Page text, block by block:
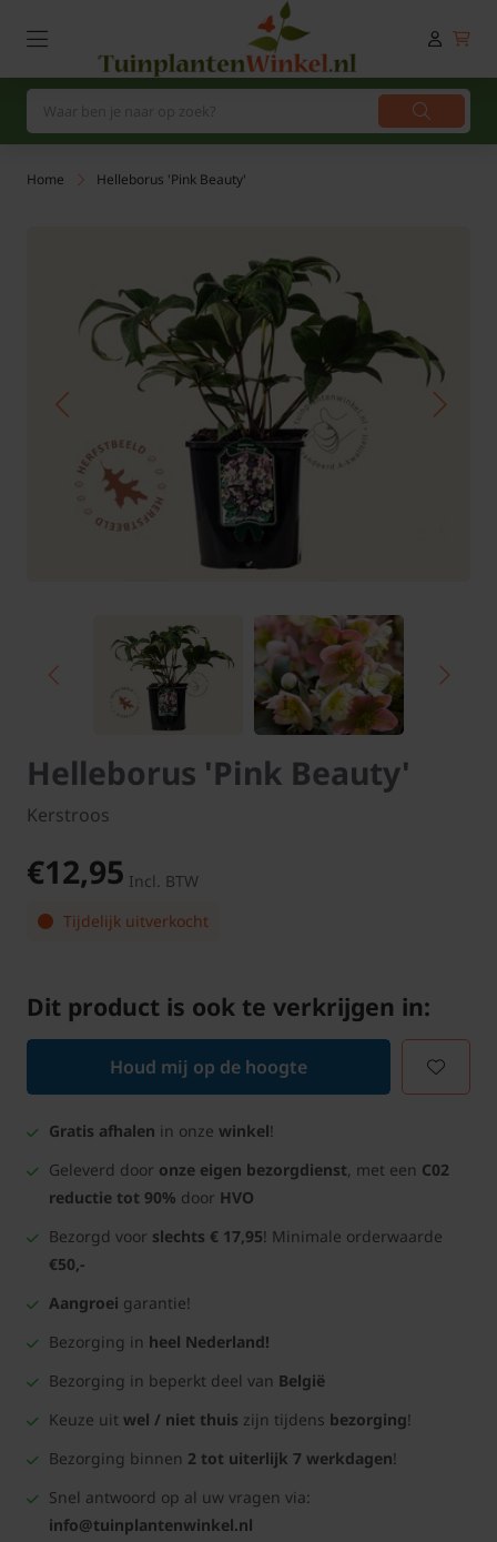
Home Helleborus 'Pink Beauty'
Helleborus 'Pink Beauty'
Kerstroos
€12,95 Incl. BTW
Tijdelijk uitverkocht
Dit product is ook te verkrijgen in:
Houd mij op de hoogte
Gratis afhalen in onze winkel!
Geleverd door onze eigen bezorgdienst, met een C02
reductie tot 90% door HVO
Bezorgd voor slechts € 17,95! Minimale orderwaarde
€50,-
Aangroei garantie!
Bezorging in heel Nederland!
Bezorging in beperkt deel van België
Keuze uit wel / niet thuis zijn tijdens bezorging!
Bezorging binnen 2 tot uiterlijk 7 werkdagen!
Snel antwoord op al uw vragen via:
info@tuinplantenwinkel.nl